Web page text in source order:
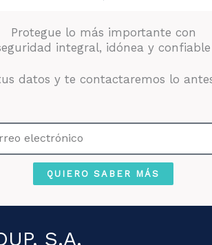
Protegue lo más importante con
integral, idónea y confiable
datos y te contactaremos lo
QUIERO SABER MÁS
S.A.